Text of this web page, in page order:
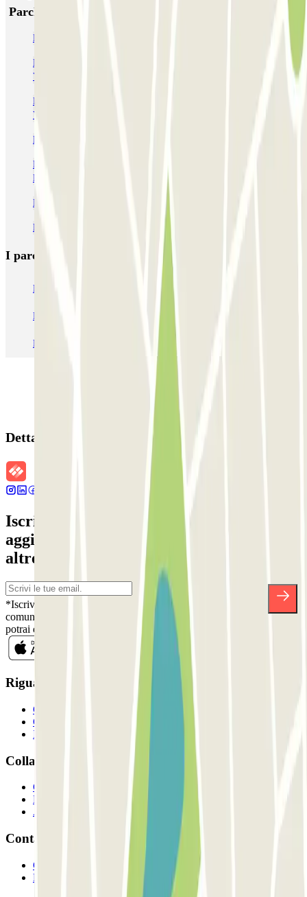
Parcheggio Villafranca
Parcheggio aeroporto di Verona low cost (Valerio Catullo)
Parcheggi vicino al Terminal 1 dell'Aeroporto di Verona
Villafranca (VRN)
Parcheggi vicino al Terminal 2 dell'Aeroporto di Verona
Villafranca (VRN)
Parcheggi a Vinitaly
Parcheggio Stazione Verona Porta Nuova (Miglior prezzo) |
Parclick
Parcheggio Cittadella Verona | Prenotazione online
Parcheggio al Tribunale di Verona
I parcheggi
Parcheggio Venezia Parcheggio Piazzale Roma Venezia
Parcheggio Roma Parcheggio Milano
Parcheggio Malpensa Terminal 1 Parcheggio Malpensa
Dettagli della prenotazione
Iscriviti alla nostra Newsletter e rimani
aggiornato su sconti, concorsi e tante
altre sorprese.
*Iscrivendoti, accetti la nostra Informativa sulla Privacy per ricevere
comunicazioni commerciali da Parclick. Senza alcun impegno,
potrai disiscriverti quando vuoi direttamente dalla stessa newsletter.
Riguardo a Parclcik
Chi siamo
Come funziona?
I Nostri Parcheggi
Collaboriamo?
Collaboratori
Proprietari di parcheggio
Affiliati
Contatto
Contattaci
FAQ